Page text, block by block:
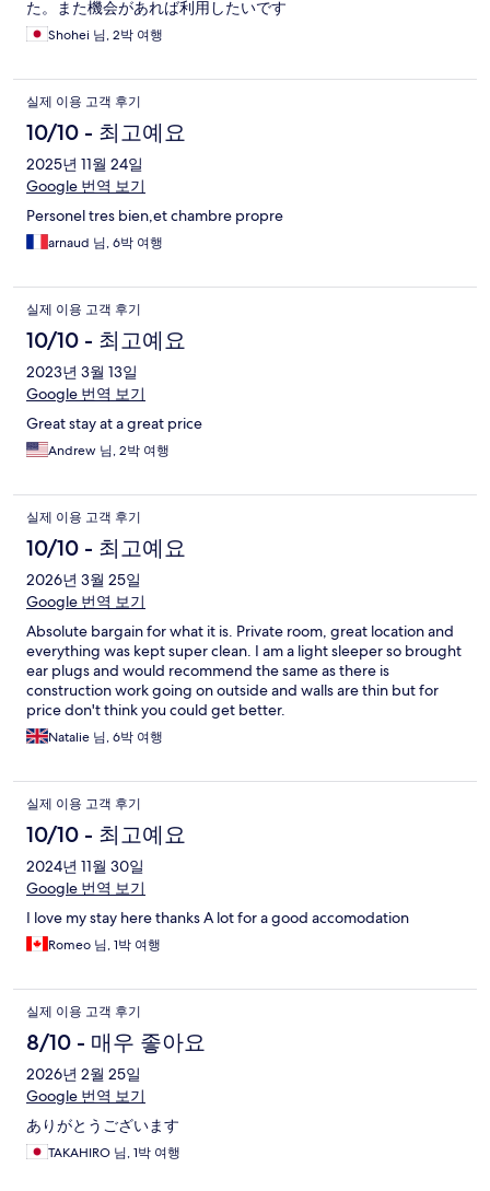
た。また機会があれば利用したいです
Shohei 님, 2박 여행
실제 이용 고객 후기
10/10 - 최고예요
2025년 11월 24일
Google 번역 보기
Personel tres bien,et chambre propre
arnaud 님, 6박 여행
실제 이용 고객 후기
10/10 - 최고예요
2023년 3월 13일
Google 번역 보기
Great stay at a great price
Andrew 님, 2박 여행
실제 이용 고객 후기
10/10 - 최고예요
2026년 3월 25일
Google 번역 보기
Absolute bargain for what it is. Private room, great location and
everything was kept super clean. I am a light sleeper so brought
ear plugs and would recommend the same as there is
construction work going on outside and walls are thin but for
price don't think you could get better.
Natalie 님, 6박 여행
실제 이용 고객 후기
10/10 - 최고예요
2024년 11월 30일
Google 번역 보기
I love my stay here thanks A lot for a good accomodation
Romeo 님, 1박 여행
실제 이용 고객 후기
8/10 - 매우 좋아요
2026년 2월 25일
Google 번역 보기
ありがとうございます
TAKAHIRO 님, 1박 여행